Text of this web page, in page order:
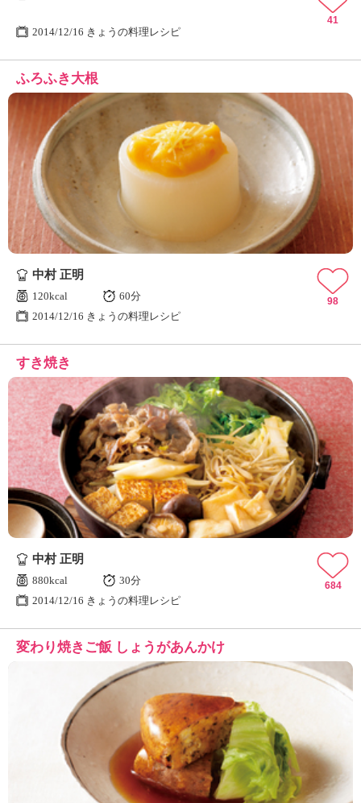
2014/12/16 きょうの料理レシピ
41
ふろふき大根
中村 正明
120kcal
60分
2014/12/16 きょうの料理レシピ
98
すき焼き
中村 正明
880kcal
30分
2014/12/16 きょうの料理レシピ
684
変わり焼きご飯 しょうがあんかけ